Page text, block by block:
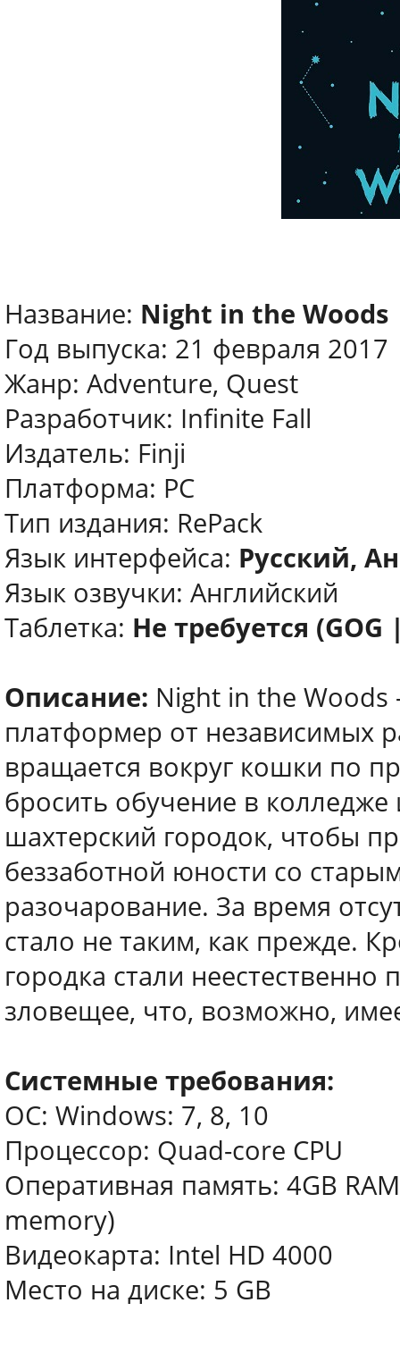
Название: Night in the Woods
Год выпуска: 21 февраля 2017
Жанр: Adventure, Quest
Разработчик: Infinite Fall
Издатель: Finji
Платформа: PC
Тип издания: RePack
Язык интерфейса: Русский,
Язык озвучки: Английский
Таблетка: Не требуется (GOG
Описание: Night in the
платформер от независимых
вращается вокруг кошки по
бросить обучение в
шахтерский городок, чтобы
беззаботной юности со
разочарование. За время
стало не таким, как прежде.
городка стали неестественно
зловещее, что, возможно,
Системные требования:
ОС: Windows: 7, 8, 10
Процессор: Quad-core CPU
Оперативная память: 4GB
memory)
Видеокарта: Intel HD 4000
Место на диске: 5 GB